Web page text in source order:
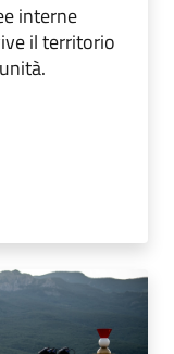
interne
il territorio